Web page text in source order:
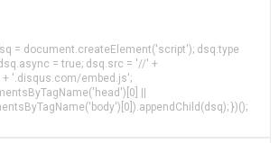
= document.createElement('script'); dsq.type
= true; dsq.src = '//' +
'.disqus.com/embed.js';
||
})();